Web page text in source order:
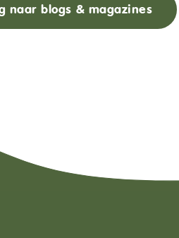
naar blogs & magazines